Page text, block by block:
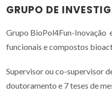
GRUPO DE
Grupo BioPol4Fun-Inovação
funcionais e compostos
Supervisor ou co-supervisor
doutoramento e 7 teses de